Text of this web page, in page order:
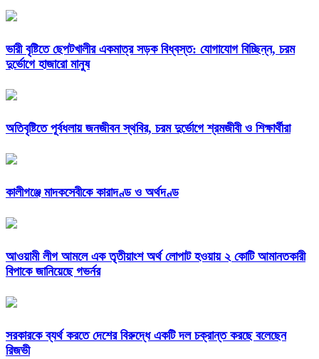
ভারী বৃষ্টিতে ছেপটখালীর একমাত্র সড়ক বিধ্বস্ত: যোগাযোগ বিচ্ছিন্ন, চরম
দুর্ভোগে হাজারো মানুষ
অতিবৃষ্টিতে পূর্বধলায় জনজীবন স্থবির, চরম দুর্ভোগে শ্রমজীবী ও শিক্ষার্থীরা
কালীগঞ্জে মাদকসেবীকে কারাদণ্ড ও অর্থদণ্ড
আওয়ামী লীগ আমলে এক তৃতীয়াংশ অর্থ লোপাট হওয়ায় ২ কোটি আমানতকারী
বিপাকে জানিয়েছে গভর্নর
সরকারকে ব্যর্থ করতে দেশের বিরুদ্ধে একটি দল চক্রান্ত করছে বলেছেন
রিজভী